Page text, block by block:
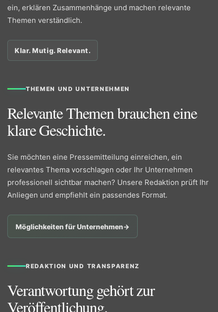
ein, erklären Zusammenhänge und machen relevante
Themen verständlich.
Klar. Mutig. Relevant.
THEMEN UND UNTERNEHMEN
Relevante Themen brauchen eine
klare Geschichte.
Sie möchten eine Pressemitteilung einreichen, ein
relevantes Thema vorschlagen oder Ihr Unternehmen
professionell sichtbar machen? Unsere Redaktion prüft Ihr
Anliegen und empfiehlt ein passendes Format.
Möglichkeiten für Unternehmen→
REDAKTION UND TRANSPARENZ
Verantwortung gehört zur
Veröffentlichung.